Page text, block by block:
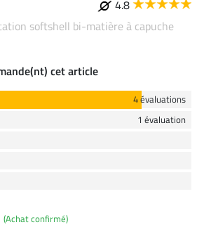
4.8
softshell bi-matière à capuche
cet article
4 évaluations
1 évaluation
(Achat confirmé)